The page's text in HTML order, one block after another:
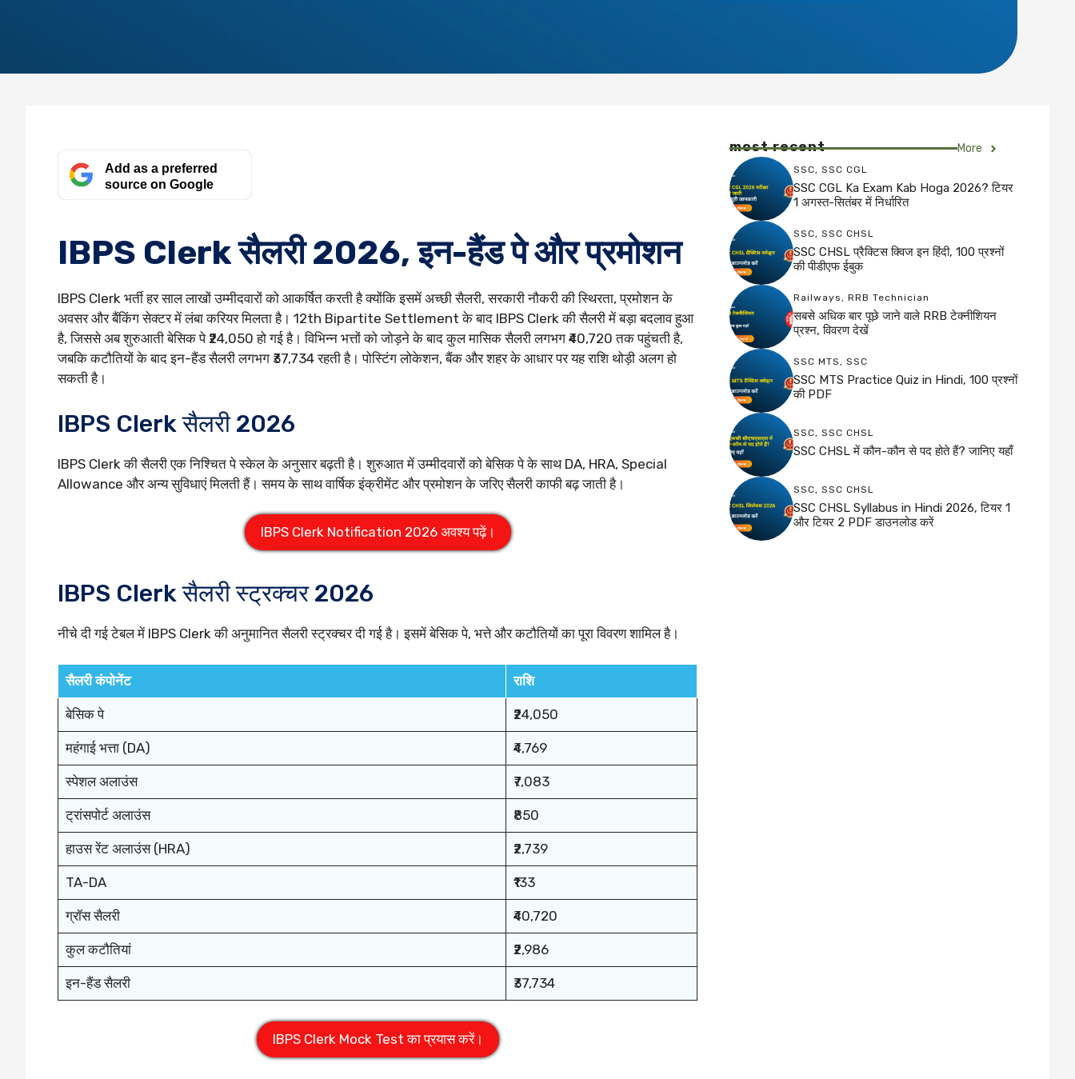
Add as a preferred
source on Google
IBPS Clerk सैलरी 2026, इन-हैंड पे और प्रमोशन
IBPS Clerk भर्ती हर साल लाखों उम्मीदवारों को आकर्षित करती है क्योंकि इसमें अच्छी सैलरी, सरकारी नौकरी की स्थिरता, प्रमोशन के
अवसर और बैंकिंग सेक्टर में लंबा करियर मिलता है। 12th Bipartite Settlement के बाद IBPS Clerk की सैलरी में बड़ा बदलाव हुआ
है, जिससे अब शुरुआती बेसिक पे ₹24,050 हो गई है। विभिन्न भत्तों को जोड़ने के बाद कुल मासिक सैलरी लगभग ₹40,720 तक पहुंचती है,
जबकि कटौतियों के बाद इन-हैंड सैलरी लगभग ₹37,734 रहती है। पोस्टिंग लोकेशन, बैंक और शहर के आधार पर यह राशि थोड़ी अलग हो
सकती है।
IBPS Clerk सैलरी 2026
IBPS Clerk की सैलरी एक निश्चित पे स्केल के अनुसार बढ़ती है। शुरुआत में उम्मीदवारों को बेसिक पे के साथ DA, HRA, Special
Allowance और अन्य सुविधाएं मिलती हैं। समय के साथ वार्षिक इंक्रीमेंट और प्रमोशन के जरिए सैलरी काफी बढ़ जाती है।
IBPS Clerk Notification 2026 अवश्य पढ़ें।
IBPS Clerk सैलरी स्ट्रक्चर 2026
नीचे दी गई टेबल में IBPS Clerk की अनुमानित सैलरी स्ट्रक्चर दी गई है। इसमें बेसिक पे, भत्ते और कटौतियों का पूरा विवरण शामिल है।
सैलरी कंपोनेंट राशि
बेसिक पे ₹24,050
महंगाई भत्ता (DA) ₹4,769
स्पेशल अलाउंस ₹7,083
ट्रांसपोर्ट अलाउंस ₹850
हाउस रेंट अलाउंस (HRA) ₹2,739
TA-DA ₹133
ग्रॉस सैलरी ₹40,720
कुल कटौतियां ₹2,986
इन-हैंड सैलरी ₹37,734
IBPS Clerk Mock Test का प्रयास करें।
most recent More
SSC, SSC CGL
SSC CGL Ka Exam Kab Hoga 2026? टियर
1 अगस्त-सितंबर में निर्धारित
SSC, SSC CHSL
SSC CHSL प्रैक्टिस क्विज इन हिंदी, 100 प्रश्नों
की पीडीएफ ईबुक
Railways , RRB Technician
सबसे अधिक बार पूछे जाने वाले RRB टेक्नीशियन
प्रश्न, विवरण देखें
SSC MTS , SSC
SSC MTS Practice Quiz in Hindi, 100 प्रश्नों
की PDF
SSC, SSC CHSL
SSC CHSL में कौन-कौन से पद होते हैं? जानिए यहाँ
SSC, SSC CHSL
SSC CHSL Syllabus in Hindi 2026, टियर 1
और टियर 2 PDF डाउनलोड करें